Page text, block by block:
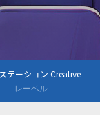
テーション Creative
レーベル